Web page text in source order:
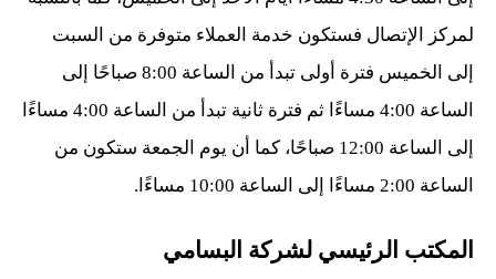
لمركز الإتصال فستكون خدمة العملاء متوفرة من السبت
إلى الخميس فترة أولى تبدأ من الساعة 8:00 صباحًا إلى
الساعة 4:00 مساءًا ثم فترة ثانية تبدأ من الساعة 4:00 مساءًا
إلى الساعة 12:00 صباحًا، كما أن يوم الجمعة ستكون من
الساعة 2:00 مساءًا إلى الساعة 10:00 مساءًا.
المكتب الرئيسي لشركة البسامي